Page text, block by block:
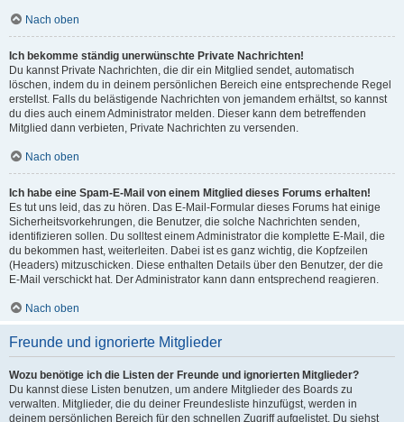
Nach oben
Ich bekomme ständig unerwünschte Private Nachrichten!
Du kannst Private Nachrichten, die dir ein Mitglied sendet, automatisch
löschen, indem du in deinem persönlichen Bereich eine entsprechende Regel
erstellst. Falls du belästigende Nachrichten von jemandem erhältst, so kannst
du dies auch einem Administrator melden. Dieser kann dem betreffenden
Mitglied dann verbieten, Private Nachrichten zu versenden.
Nach oben
Ich habe eine Spam-E-Mail von einem Mitglied dieses Forums erhalten!
Es tut uns leid, das zu hören. Das E-Mail-Formular dieses Forums hat einige
Sicherheitsvorkehrungen, die Benutzer, die solche Nachrichten senden,
identifizieren sollen. Du solltest einem Administrator die komplette E-Mail, die
du bekommen hast, weiterleiten. Dabei ist es ganz wichtig, die Kopfzeilen
(Headers) mitzuschicken. Diese enthalten Details über den Benutzer, der die
E-Mail verschickt hat. Der Administrator kann dann entsprechend reagieren.
Nach oben
Freunde und ignorierte Mitglieder
Wozu benötige ich die Listen der Freunde und ignorierten Mitglieder?
Du kannst diese Listen benutzen, um andere Mitglieder des Boards zu
verwalten. Mitglieder, die du deiner Freundesliste hinzufügst, werden in
deinem persönlichen Bereich für den schnellen Zugriff aufgelistet. Du siehst